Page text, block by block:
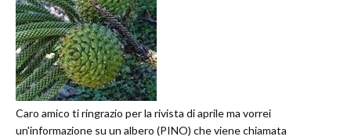
Caro amico ti ringrazio per la rivista di aprile ma vorrei
un'informazione su un albero (PINO) che viene chiamata